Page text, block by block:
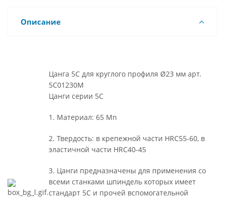
Описание
Цанга 5С для круглого профиля Ø23 мм арт.
5C01230M
Цанги серии 5С
1. Материал: 65 Mn
2. Твердость: в крепежной части HRC55-60, в
эластичной части HRC40-45
3. Цанги предназначены для применения со
всеми станками шпиндель которых имеет
стандарт 5С и прочей вспомогательной